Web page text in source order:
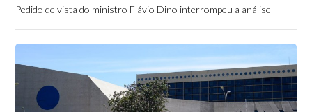
Pedido de vista do ministro Flávio Dino interrompeu a análise